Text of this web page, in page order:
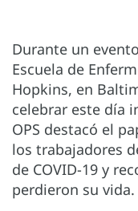
Durante un
Escuela de
Hopkins, en
celebrar este día
OPS destacó el
los trabajadores
de COVID-19 y
perdieron su vida.